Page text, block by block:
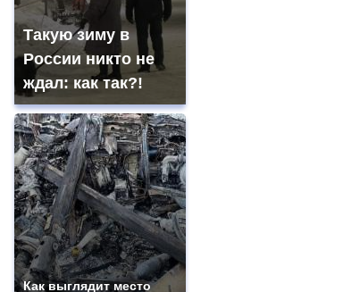
Такую зиму в
России никто не
ждал: как так?!
Как выглядит место